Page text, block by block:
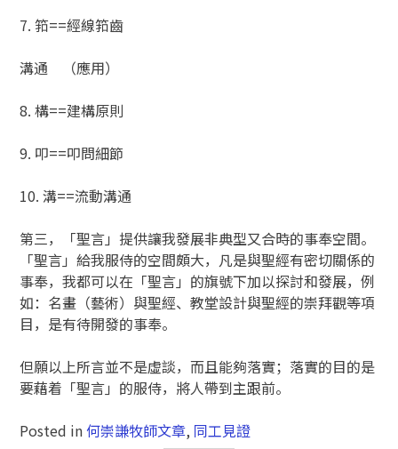
7. 筘==經線筘齒
溝通 （應用）
8. 構==建構原則
9. 叩==叩問細節
10. 溝==流動溝通
第三，「聖言」提供讓我發展非典型又合時的事奉空間。
「聖言」給我服侍的空間頗大，凡是與聖經有密切關係的
事奉，我都可以在「聖言」的旗號下加以探討和發展，例
如：名畫（藝術）與聖經、教堂設計與聖經的崇拜觀等項
目，是有待開發的事奉。
但願以上所言並不是虛談，而且能夠落實；落實的目的是
要藉着「聖言」的服侍，將人帶到主跟前。
Posted in 何崇謙牧師文章, 同工見證